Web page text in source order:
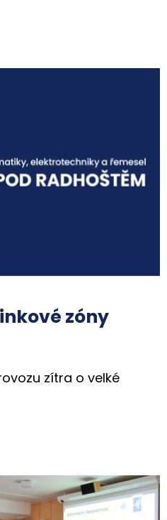
zóny
zítra o velké